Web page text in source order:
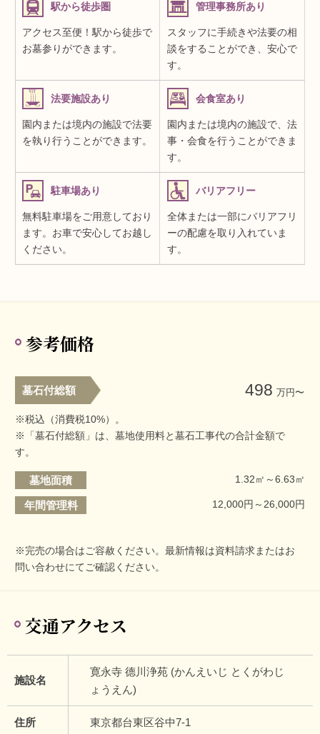
駅から徒歩圏
アクセス至便！駅から徒歩で
お墓参りができます。
管理事務所あり
スタッフに手続きや法要の相
談をすることができ、安心で
す。
法要施設あり
園内または境内の施設で法要
を執り行うことができます。
会食室あり
園内または境内の施設で、法
事・会食を行うことができま
す。
駐車場あり
無料駐車場をご用意しており
ます。お車で安心してお越し
ください。
バリアフリー
全体または一部にバリアフリ
ーの配慮を取り入れていま
す。
参考価格
墓石付総額 498 万円〜
※税込（消費税10%）。
※「墓石付総額」は、墓地使用料と墓石工事代の合計金額で
す。
墓地面積 1.32㎡～6.63㎡
年間管理料 12,000円～26,000円
※完売の場合はご容赦ください。最新情報は資料請求またはお
問い合わせにてご確認ください。
交通アクセス
施設名
寛永寺 德川浄苑 (かんえいじ とくがわじ
ょうえん)
住所 東京都台東区谷中7-1